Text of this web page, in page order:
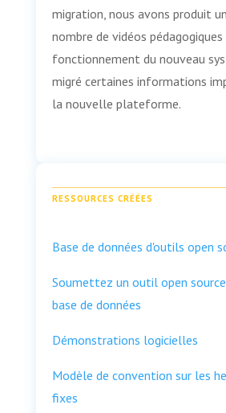
migration, nous avons produit
nombre de vidéos
fonctionnement du nouveau
migré certaines informations
la nouvelle plateforme.
RESSOURCES CRÉÉES
Base de données d'outils open
Soumettez un outil open
base de données
Démonstrations logicielles
Modèle de convention sur les
fixes